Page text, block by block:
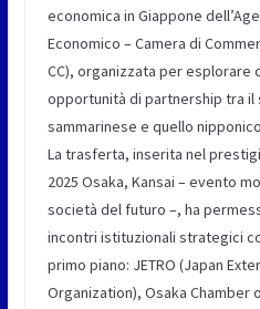
economica in Giappone
Economico – Camera di
CC), organizzata per esplorare
opportunità di partnership tra il
sammarinese e quello
La trasferta, inserita nel
2025 Osaka, Kansai – evento
società del futuro –, ha
incontri istituzionali strategici
primo piano: JETRO (Japan
Organization), Osaka Chamber